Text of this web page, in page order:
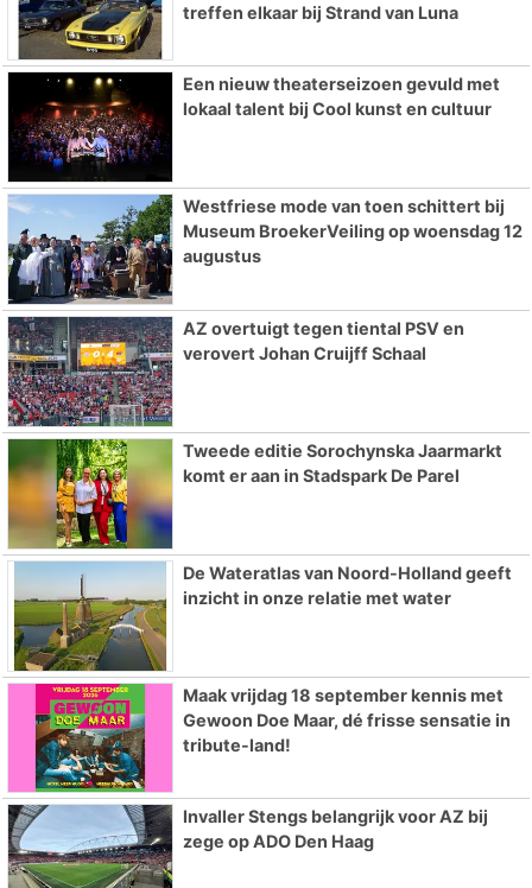
treffen elkaar bij Strand van Luna
Een nieuw theaterseizoen gevuld met
lokaal talent bij Cool kunst en cultuur
Westfriese mode van toen schittert bij
Museum BroekerVeiling op woensdag 12
augustus
AZ overtuigt tegen tiental PSV en
verovert Johan Cruijff Schaal
Tweede editie Sorochynska Jaarmarkt
komt er aan in Stadspark De Parel
De Wateratlas van Noord-Holland geeft
inzicht in onze relatie met water
Maak vrijdag 18 september kennis met
Gewoon Doe Maar, dé frisse sensatie in
tribute-land!
Invaller Stengs belangrijk voor AZ bij
zege op ADO Den Haag